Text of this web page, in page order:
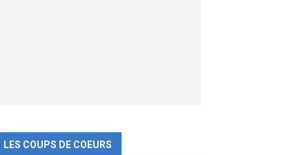
LES COUPS DE COEURS